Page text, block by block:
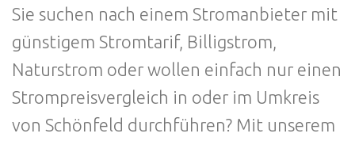
Sie suchen nach einem Stromanbieter mit
günstigem Stromtarif, Billigstrom,
Naturstrom oder wollen einfach nur einen
Strompreisvergleich in oder im Umkreis
von Schönfeld durchführen? Mit unserem